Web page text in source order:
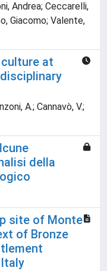
Andrea; Ceccarelli,
Giacomo; Valente,
at
A.; Cannavò, V.;
della
site of Monte
of Bronze